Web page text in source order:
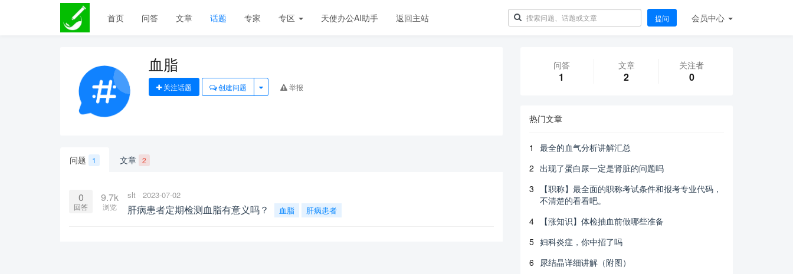
首页 问答 文章 话题 专家 专区 天使办公AI助手 返回主站 提问 会员中心
血脂
关注话题 创建问题 举报
问题 1 文章 2
0
回答
9.7k
浏览
slt 2023-07-02
肝病患者定期检测血脂有意义吗？ 血脂 肝病患者
问答
1
文章
2
关注者
0
热门文章
1
最全的血气分析讲解汇总
2 出现了蛋白尿一定是肾脏的问题吗
3
【职称】最全面的职称考试条件和报考专业代码，
不清楚的看看吧。
4
【涨知识】体检抽血前做哪些准备
5 妇科炎症，你中招了吗
6 尿结晶详细讲解（附图）